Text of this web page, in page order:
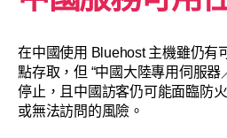
在中國使用 Bluehost 主機雖仍有
點存取，但 “中國大陸專用伺服器
停止，且中國訪客仍可能面臨防
或無法訪問的風險。